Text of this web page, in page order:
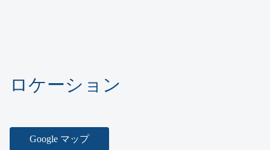
ロケーション
Google マップ